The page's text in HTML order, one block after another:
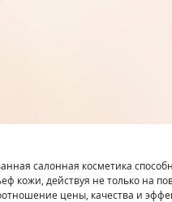
салонная косметика
кожи, действуя не только на
цены, качества и